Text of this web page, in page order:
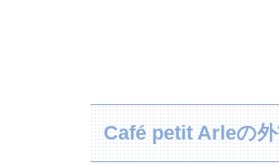
Café petit Arleの